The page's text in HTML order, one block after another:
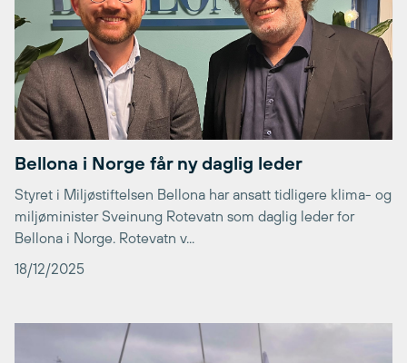
Bellona i Norge får ny daglig leder
Styret i Miljøstiftelsen Bellona har ansatt tidligere klima- og
miljøminister Sveinung Rotevatn som daglig leder for
Bellona i Norge. Rotevatn v...
18/12/2025